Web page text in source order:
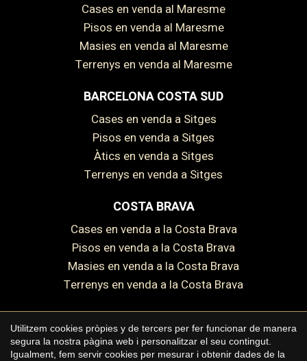
Cases en venda al Maresme
Pisos en venda al Maresme
Masies en venda al Maresme
Terrenys en venda al Maresme
BARCELONA COSTA SUD
Cases en venda a Sitges
Pisos en venda a Sitges
Àtics en venda a Sitges
Terrenys en venda a Sitges
COSTA BRAVA
Cases en venda a la Costa Brava
Pisos en venda a la Costa Brava
Masies en venda a la Costa Brava
Terrenys en venda a la Costa Brava
Copyright © 2026 Premium Houses
Utilitzem cookies pròpies y de tercers per fer funcionar de manera
segura la nostra pàgina web i personalitzar el seu contingut.
Igualment, fem servir cookies per mesurar i obtenir dades de la
Guardar configuració Acceptar totes